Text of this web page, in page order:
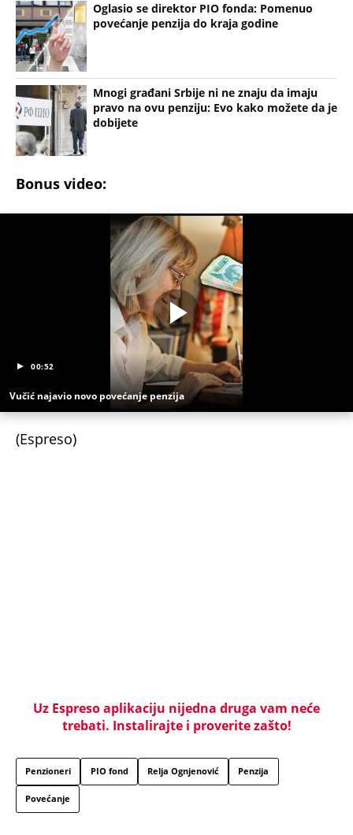
Oglasio se direktor PIO fonda: Pomenuo
povećanje penzija do kraja godine
Mnogi građani Srbije ni ne znaju da imaju
pravo na ovu penziju: Evo kako možete da je
dobijete
Bonus video:
00:52
Vučić najavio novo povećanje penzija
(Espreso)
Uz Espreso aplikaciju nijedna druga vam neće
trebati. Instalirajte i proverite zašto!
Penzioneri PIO fond Relja Ognjenović Penzija
Povećanje